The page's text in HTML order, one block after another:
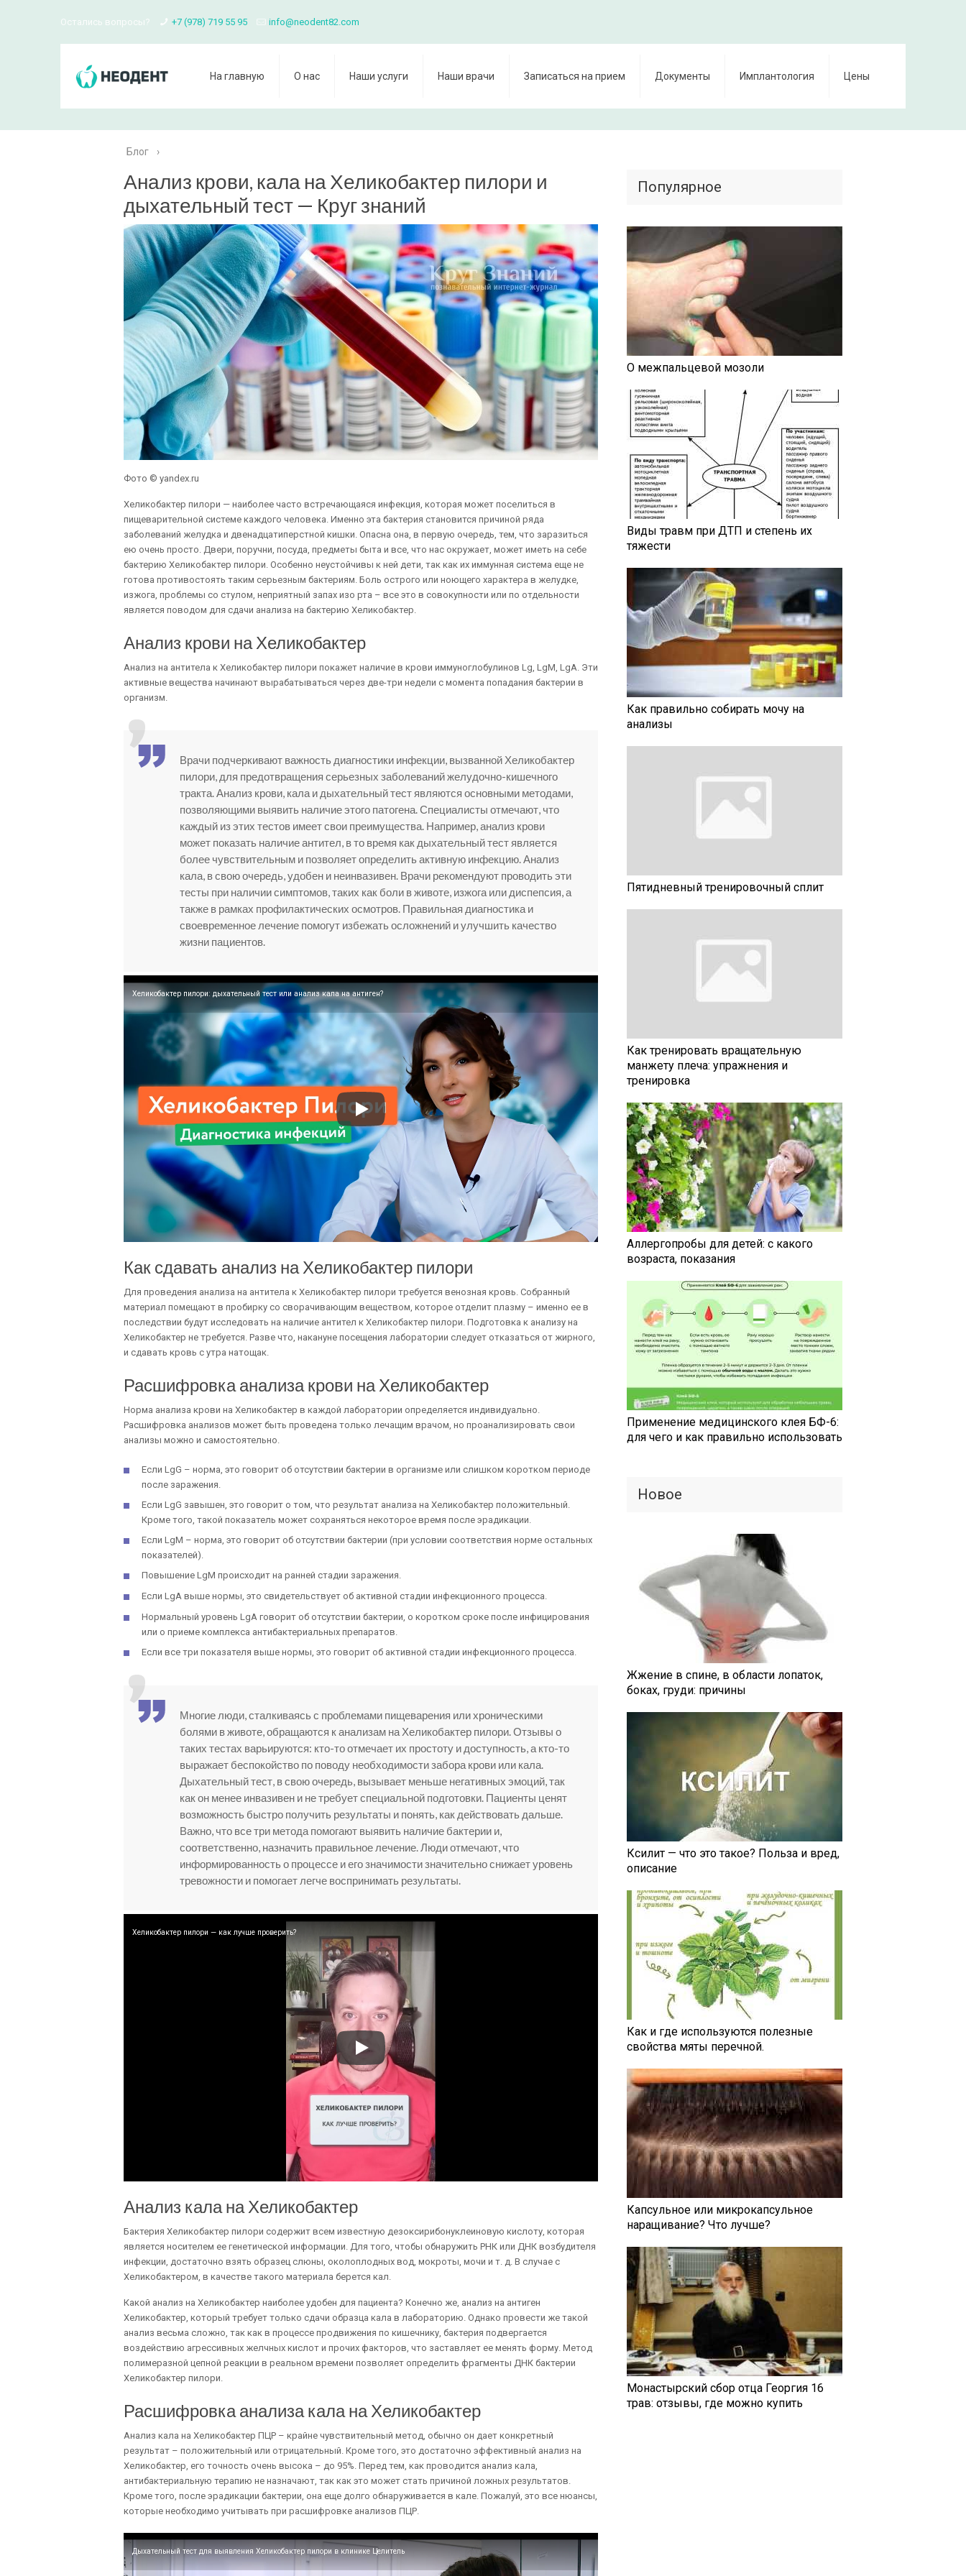
Остались вопросы? +7 (978) 719 55 95 info@neodent82.com
На главную О нас Наши услуги Наши врачи Записаться на прием Документы Имплантология Цены
Блог ›
Анализ крови, кала на Хеликобактер пилори и
дыхательный тест — Круг знаний
Фото © yandex.ru
Хеликобактер пилори — наиболее часто встречающаяся инфекция, которая может поселиться в
пищеварительной системе каждого человека. Именно эта бактерия становится причиной ряда
заболеваний желудка и двенадцатиперстной кишки. Опасна она, в первую очередь, тем, что заразиться
ею очень просто. Двери, поручни, посуда, предметы быта и все, что нас окружает, может иметь на себе
бактерию Хеликобактер пилори. Особенно неустойчивы к ней дети, так как их иммунная система еще не
готова противостоять таким серьезным бактериям. Боль острого или ноющего характера в желудке,
изжога, проблемы со стулом, неприятный запах изо рта – все это в совокупности или по отдельности
является поводом для сдачи анализа на бактерию Хеликобактер.
Анализ крови на Хеликобактер
Анализ на антитела к Хеликобактер пилори покажет наличие в крови иммуноглобулинов Lg, LgM, LgA. Эти
активные вещества начинают вырабатываться через две-три недели с момента попадания бактерии в
организм.
Врачи подчеркивают важность диагностики инфекции, вызванной Хеликобактер
пилори, для предотвращения серьезных заболеваний желудочно-кишечного
тракта. Анализ крови, кала и дыхательный тест являются основными методами,
позволяющими выявить наличие этого патогена. Специалисты отмечают, что
каждый из этих тестов имеет свои преимущества. Например, анализ крови
может показать наличие антител, в то время как дыхательный тест является
более чувствительным и позволяет определить активную инфекцию. Анализ
кала, в свою очередь, удобен и неинвазивен. Врачи рекомендуют проводить эти
тесты при наличии симптомов, таких как боли в животе, изжога или диспепсия, а
также в рамках профилактических осмотров. Правильная диагностика и
своевременное лечение помогут избежать осложнений и улучшить качество
жизни пациентов.
Хеликобактер пилори: дыхательный тест или анализ кала на антиген?
Как сдавать анализ на Хеликобактер пилори
Для проведения анализа на антитела к Хеликобактер пилори требуется венозная кровь. Собранный
материал помещают в пробирку со сворачивающим веществом, которое отделит плазму – именно ее в
последствии будут исследовать на наличие антител к Хеликобактер пилори. Подготовка к анализу на
Хеликобактер не требуется. Разве что, накануне посещения лаборатории следует отказаться от жирного,
и сдавать кровь с утра натощак.
Расшифровка анализа крови на Хеликобактер
Норма анализа крови на Хеликобактер в каждой лаборатории определяется индивидуально.
Расшифровка анализов может быть проведена только лечащим врачом, но проанализировать свои
анализы можно и самостоятельно.
Если LgG – норма, это говорит об отсутствии бактерии в организме или слишком коротком периоде
после заражения.
Если LgG завышен, это говорит о том, что результат анализа на Хеликобактер положительный.
Кроме того, такой показатель может сохраняться некоторое время после эрадикации.
Если LgM – норма, это говорит об отсутствии бактерии (при условии соответствия норме остальных
показателей).
Повышение LgM происходит на ранней стадии заражения.
Если LgА выше нормы, это свидетельствует об активной стадии инфекционного процесса.
Нормальный уровень LgА говорит об отсутствии бактерии, о коротком сроке после инфицирования
или о приеме комплекса антибактериальных препаратов.
Если все три показателя выше нормы, это говорит об активной стадии инфекционного процесса.
Многие люди, сталкиваясь с проблемами пищеварения или хроническими
болями в животе, обращаются к анализам на Хеликобактер пилори. Отзывы о
таких тестах варьируются: кто-то отмечает их простоту и доступность, а кто-то
выражает беспокойство по поводу необходимости забора крови или кала.
Дыхательный тест, в свою очередь, вызывает меньше негативных эмоций, так
как он менее инвазивен и не требует специальной подготовки. Пациенты ценят
возможность быстро получить результаты и понять, как действовать дальше.
Важно, что все три метода помогают выявить наличие бактерии и,
соответственно, назначить правильное лечение. Люди отмечают, что
информированность о процессе и его значимости значительно снижает уровень
тревожности и помогает легче воспринимать результаты.
Хеликобактер пилори — как лучше проверить?
Анализ кала на Хеликобактер
Бактерия Хеликобактер пилори содержит всем известную дезоксирибонуклеиновую кислоту, которая
является носителем ее генетической информации. Для того, чтобы обнаружить РНК или ДНК возбудителя
инфекции, достаточно взять образец слюны, околоплодных вод, мокроты, мочи и т. д. В случае с
Хеликобактером, в качестве такого материала берется кал.
Какой анализ на Хеликобактер наиболее удобен для пациента? Конечно же, анализ на антиген
Хеликобактер, который требует только сдачи образца кала в лабораторию. Однако провести же такой
анализ весьма сложно, так как в процессе продвижения по кишечнику, бактерия подвергается
воздействию агрессивных желчных кислот и прочих факторов, что заставляет ее менять форму. Метод
полимеразной цепной реакции в реальном времени позволяет определить фрагменты ДНК бактерии
Хеликобактер пилори.
Расшифровка анализа кала на Хеликобактер
Анализ кала на Хеликобактер ПЦР – крайне чувствительный метод, обычно он дает конкретный
результат – положительный или отрицательный. Кроме того, это достаточно эффективный анализ на
Хеликобактер, его точность очень высока – до 95%. Перед тем, как проводится анализ кала,
антибактериальную терапию не назначают, так как это может стать причиной ложных результатов.
Кроме того, после эрадикации бактерии, она еще долго обнаруживается в кале. Пожалуй, это все нюансы,
которые необходимо учитывать при расшифровке анализов ПЦР.
Дыхательный тест для выявления Хеликобактер пилори в клинике Целитель
Популярное
О межпальцевой мозоли
Виды травм при ДТП и степень их
тяжести
Как правильно собирать мочу на
анализы
Пятидневный тренировочный сплит
Как тренировать вращательную
манжету плеча: упражнения и
тренировка
Аллергопробы для детей: с какого
возраста, показания
Применение медицинского клея БФ-6:
для чего и как правильно использовать
Новое
Жжение в спине, в области лопаток,
боках, груди: причины
Ксилит — что это такое? Польза и вред,
описание
Как и где используются полезные
свойства мяты перечной.
Капсульное или микрокапсульное
наращивание? Что лучше?
Монастырский сбор отца Георгия 16
трав: отзывы, где можно купить